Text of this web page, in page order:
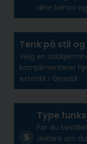
dine behov
Tenk på stil
Velg en
komplimenterer
estetikk i Gjesdal.
Type
Før du
avklare om